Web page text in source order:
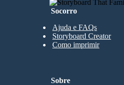
Socorro
Ajuda e FAQs
Storyboard Creator
Como imprimir
Sobre